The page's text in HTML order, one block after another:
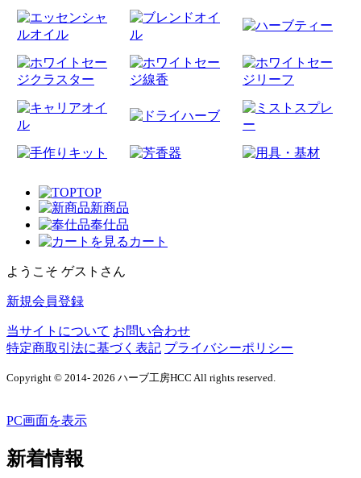
TOP
新商品
奉仕品
カート
ようこそ ゲストさん
新規会員登録
当サイトについて お問い合わせ
特定商取引法に基づく表記 プライバシーポリシー
Copyright © 2014- 2026 ハーブ工房HCC All rights reserved.
PC画面を表示
新着情報